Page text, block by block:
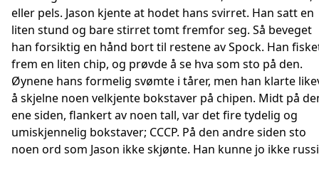
eller pels. Jason kjente at hodet hans svirret. Han satt en
liten stund og bare stirret tomt fremfor seg. Så beveget
han forsiktig en hånd bort til restene av Spock. Han
frem en liten chip, og prøvde å se hva som sto på den.
Øynene hans formelig svømte i tårer, men han klarte
å skjelne noen velkjente bokstaver på chipen. Midt på
ene siden, flankert av noen tall, var det fire tydelig og
umiskjennelig bokstaver; CCCP. På den andre siden sto
noen ord som Jason ikke skjønte. Han kunne jo ikke